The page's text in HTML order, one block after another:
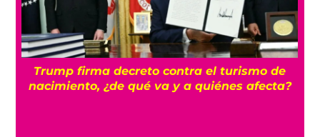
Trump firma decreto contra el turismo de
nacimiento, ¿de qué va y a quiénes afecta?